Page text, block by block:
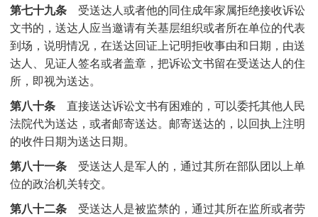
第七十九条 受送达人或者他的同住成年家属拒绝接收诉讼
文书的，送达人应当邀请有关基层组织或者所在单位的代表
到场，说明情况，在送达回证上记明拒收事由和日期，由送
达人、见证人签名或者盖章，把诉讼文书留在受送达人的住
所，即视为送达。
第八十条直接送达诉讼文书有困难的，可以委托其他人民
法院代为送达，或者邮寄送达。邮寄送达的，以回执上注明
的收件日期为送达日期。
第八十一条 受送达人是军人的，通过其所在部队团以上单
位的政治机关转交。
第八十二条 受送达人是被监禁的，通过其所在监所或者劳